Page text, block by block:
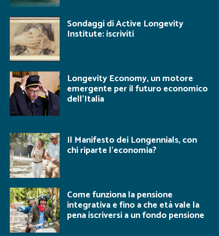
Sondaggi di Active Longevity
Institute: iscriviti
Longevity Economy, un motore
emergente per il futuro economico
dell’Italia
Il Manifesto dei Longennials, con
chi riparte l’economia?
Come funziona la pensione
integrativa e fino a che età vale la
pena iscriversi a un fondo pensione